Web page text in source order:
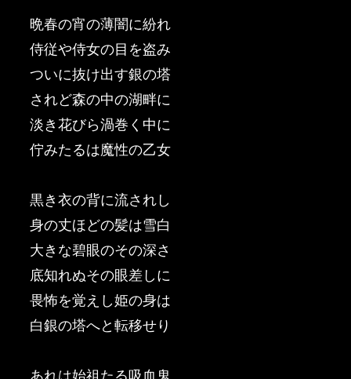
晩春の宵の薄闇に紛れ
侍従や侍女の目を盗み
ついに抜け出す銀の塔
されど森の中の湖畔に
淡き花びら渦巻く中に
佇みたるは魔性の乙女
黒き衣の背に流されし
身の丈ほどの髪は雪白
大きな碧眼のその深さ
底知れぬその眼差しに
畏怖を覚えし姫の身は
白銀の塔へと転移せり
あれは始祖たる吸血鬼